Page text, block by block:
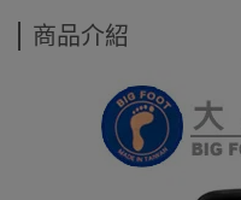
商品介紹